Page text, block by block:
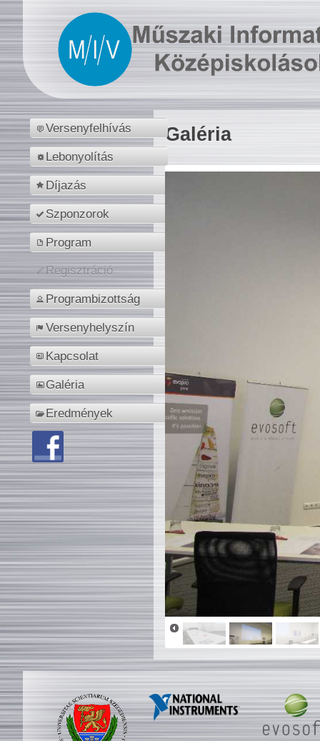
Versenyfelhívás
Lebonyolítás
Díjazás
Szponzorok
Program
Regisztráció
Programbizottság
Versenyhelyszín
Kapcsolat
Galéria
Eredmények
Galéria